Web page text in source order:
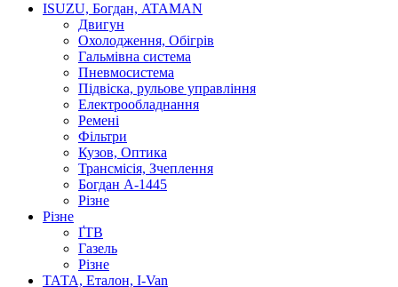
ISUZU, Богдан, ATAMAN
Двигун
Охолодження, Обігрів
Гальмівна система
Пневмосистема
Підвіска, рульове управління
Електрообладнання
Ремені
Фільтри
Кузов, Оптика
Трансмісія, Зчеплення
Богдан А-1445
Різне
Різне
ҐТВ
Газель
Різне
ТАТА, Еталон, I-Van